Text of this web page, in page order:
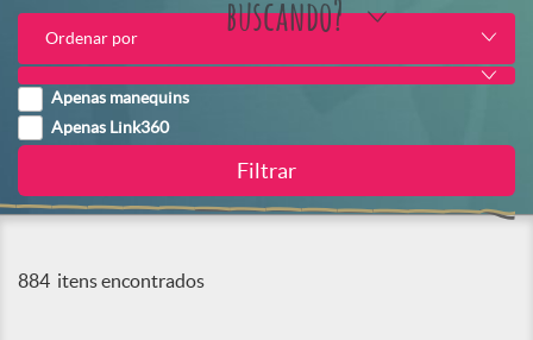
buscando?
Ordenar por
Apenas manequins
Apenas Link360
884 itens encontrados